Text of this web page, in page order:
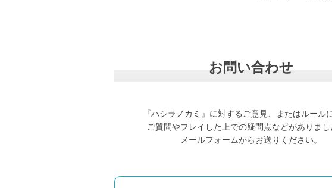
お問い合わせ
『ハシラノカミ』に対するご意見、またはルール
ご質問やプレイした上での疑問点などがありまし
メールフォームからお送りください。